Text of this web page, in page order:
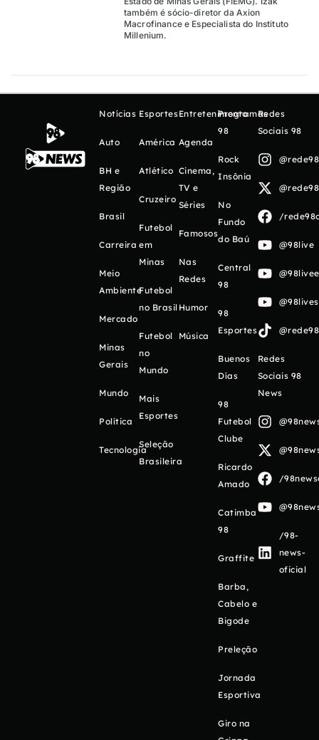
também é sócio-diretor da Axion
Macrofinance e Especialista do Instituto
Millenium.
Notícias
Auto
BH e
Região
Brasil
Carreira
Meio
Ambiente
Mercado
Minas
Gerais
Mundo
Política
Tecnologia
Esportes
América
Atlético
Cruzeiro
Futebol
em
Minas
Futebol
no Brasil
Futebol
no
Mundo
Mais
Esportes
Seleção
Brasileira
Entretenimento
Agenda
Cinema,
TV e
Séries
Famosos
Nas
Redes
Humor
Música
Programas
98
Rock
Insônia
No
Fundo
do Baú
Central
98
98
Esportes
Buenos
Días
98
Futebol
Clube
Ricardo
Amado
Catimba
98
Graffite
Barba,
Cabelo e
Bigode
Preleção
Jornada
Esportiva
Giro na
Redes
Sociais 98
/
@98live
Redes
Sociais 98
News
/
/98-
news-
oficial